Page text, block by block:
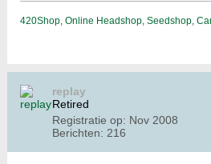
420Shop, Online Headshop, Seedshop,
replay
Retired
Registratie op: Nov 2008
Berichten: 216